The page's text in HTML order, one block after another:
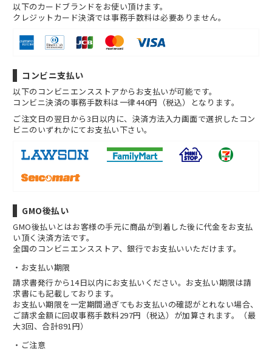
以下のカードブランドをお使い頂けます。
クレジットカード決済では事務手数料は必要ありません。
コンビニ支払い
以下のコンビニエンスストアからお支払いが可能です。
コンビニ決済の事務手数料は一律440円（税込）となります。
ご注文日の翌日から3日以内に、決済方法入力画面で選択したコン
ビニのいずれかにてお支払い下さい。
GMO後払い
GMO後払いとはお客様の手元に商品が到着した後に代金をお支払
い頂く決済方法です。
全国のコンビニエンスストア、銀行でお支払いいただけます。
お支払い期限
請求書発行から14日以内にお支払いください。お支払い期限は請
求書にも記載しております。
お支払い期限を一定期間過ぎてもお支払いの確認がとれない場合、
ご請求金額に回収事務手数料297円（税込）が加算されます。（最
大3回、合計891円）
ご注意